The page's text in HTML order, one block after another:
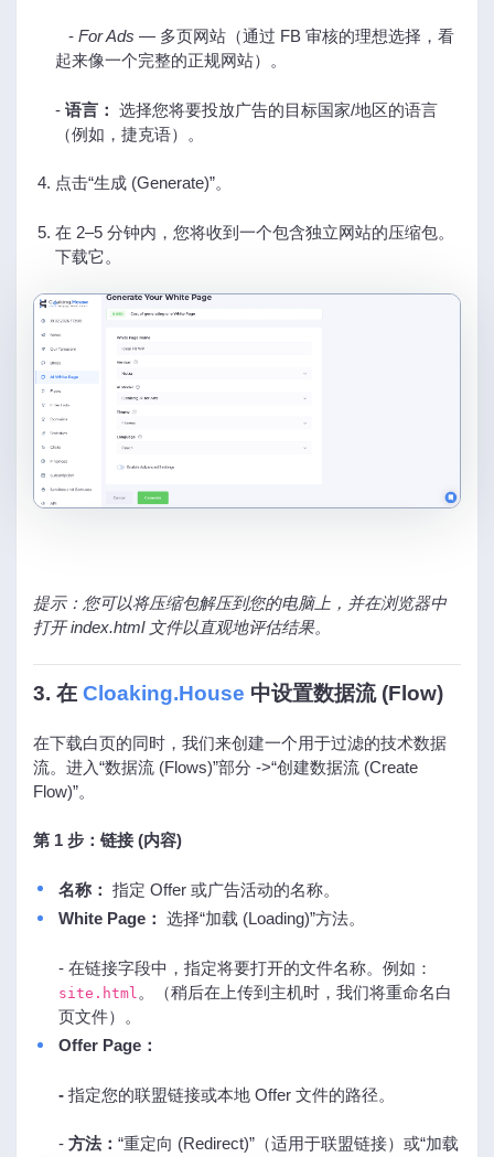
- For Ads — 多页网站（通过 FB 审核的理想选择，看
起来像一个完整的正规网站）。
- 语言： 选择您将要投放广告的目标国家/地区的语言
（例如，捷克语）。
点击“生成 (Generate)”。
在 2–5 分钟内，您将收到一个包含独立网站的压缩包。
下载它。
提示：您可以将压缩包解压到您的电脑上，并在浏览器中
打开 index.html 文件以直观地评估结果。
3. 在 Cloaking.House 中设置数据流 (Flow)
在下载白页的同时，我们来创建一个用于过滤的技术数据
流。进入“数据流 (Flows)”部分 ->“创建数据流 (Create
Flow)”。
第 1 步：链接 (内容)
名称： 指定 Offer 或广告活动的名称。
White Page： 选择“加载 (Loading)”方法。
- 在链接字段中，指定将要打开的文件名称。例如：
site.html 。（稍后在上传到主机时，我们将重命名白
页文件）。
Offer Page：
- 指定您的联盟链接或本地 Offer 文件的路径。
- 方法： “重定向 (Redirect)”（适用于联盟链接）或“加载